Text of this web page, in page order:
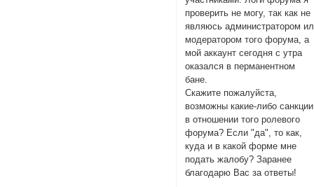
проверить не могу, так как не
являюсь администратором
модератором того форума, а
мой аккаунт сегодня с утра
оказался в перманентном
бане.
Скажите пожалуйста,
возможны какие-либо санкции
в отношении того ролевого
форума? Если "да", то как,
куда и в какой форме мне
подать жалобу? Заранее
благодарю Вас за ответы!